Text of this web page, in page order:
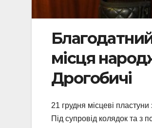
місця
Дрогобичі
21 грудня місцеві
Під супровід колядок та